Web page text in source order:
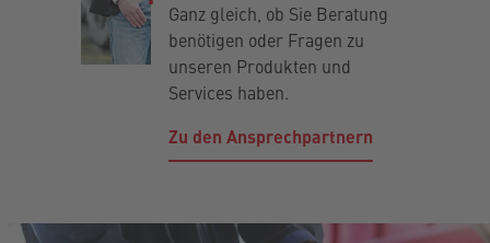
Ganz gleich, ob Sie Beratung
benötigen oder Fragen zu
unseren Produkten und
Services haben.
Zu den Ansprechpartnern